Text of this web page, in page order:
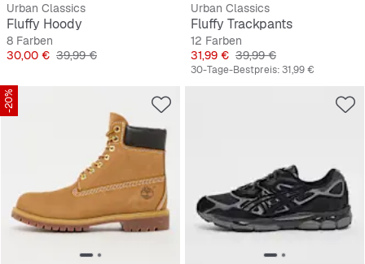
Urban Classics
Fluffy Hoody
8 Farben
Preis
30,00 € Originalpreis
39,99 €
Urban Classics
Fluffy Trackpants
12 Farben
Preis
31,99 € Originalpreis
39,99 €
30-Tage-Bestpreis:31,99 €
-20%